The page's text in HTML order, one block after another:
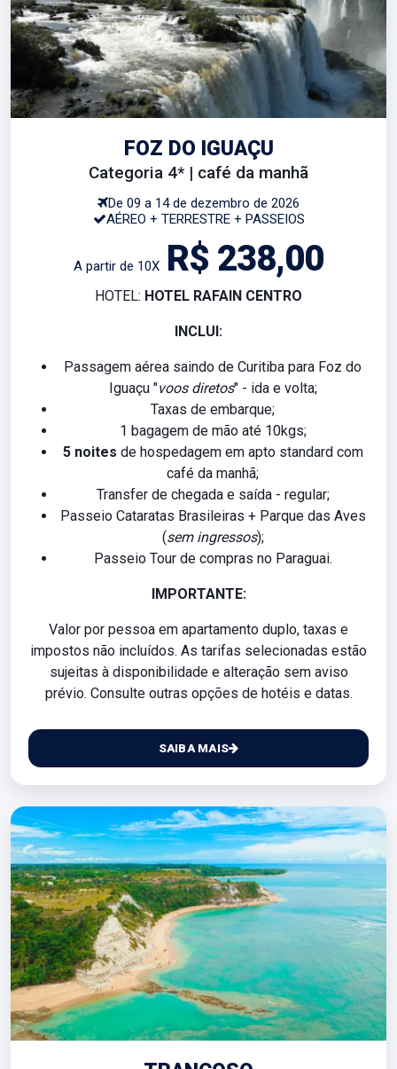
FOZ DO IGUAÇU
Categoria 4* | café da manhã
De 09 a 14 de dezembro de 2026
AÉREO + TERRESTRE + PASSEIOS
A partir de 10X R$ 238,00
HOTEL: HOTEL RAFAIN CENTRO
INCLUI:
Passagem aérea saindo de Curitiba para Foz do
Iguaçu "voos diretos" - ida e volta;
Taxas de embarque;
1 bagagem de mão até 10kgs;
5 noites de hospedagem em apto standard com
café da manhã;
Transfer de chegada e saída - regular;
Passeio Cataratas Brasileiras + Parque das Aves
(sem ingressos);
Passeio Tour de compras no Paraguai.
IMPORTANTE:
Valor por pessoa em apartamento duplo, taxas e
impostos não incluídos. As tarifas selecionadas estão
sujeitas à disponibilidade e alteração sem aviso
prévio. Consulte outras opções de hotéis e datas.
SAIBA MAIS